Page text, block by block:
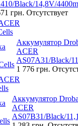
Black/14,8V/
грн. Отсутствует
Аккумулятор
ACER
AS07A31/Black/
1 776 грн.
Аккумулятор
ACER
AS07B31/Black/